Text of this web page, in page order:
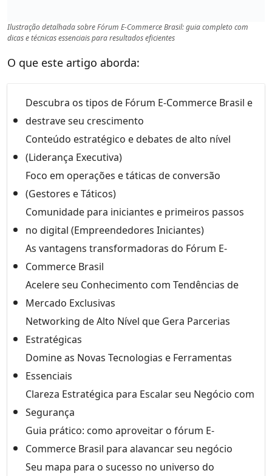
Ilustração detalhada sobre Fórum E-Commerce Brasil: guia completo com
dicas e técnicas essenciais para resultados eficientes
O que este artigo aborda:
Descubra os tipos de Fórum E-Commerce Brasil e
destrave seu crescimento
Conteúdo estratégico e debates de alto nível
(Liderança Executiva)
Foco em operações e táticas de conversão
(Gestores e Táticos)
Comunidade para iniciantes e primeiros passos
no digital (Empreendedores Iniciantes)
As vantagens transformadoras do Fórum E-
Commerce Brasil
Acelere seu Conhecimento com Tendências de
Mercado Exclusivas
Networking de Alto Nível que Gera Parcerias
Estratégicas
Domine as Novas Tecnologias e Ferramentas
Essenciais
Clareza Estratégica para Escalar seu Negócio com
Segurança
Guia prático: como aproveitar o fórum E-
Commerce Brasil para alavancar seu negócio
Seu mapa para o sucesso no universo do